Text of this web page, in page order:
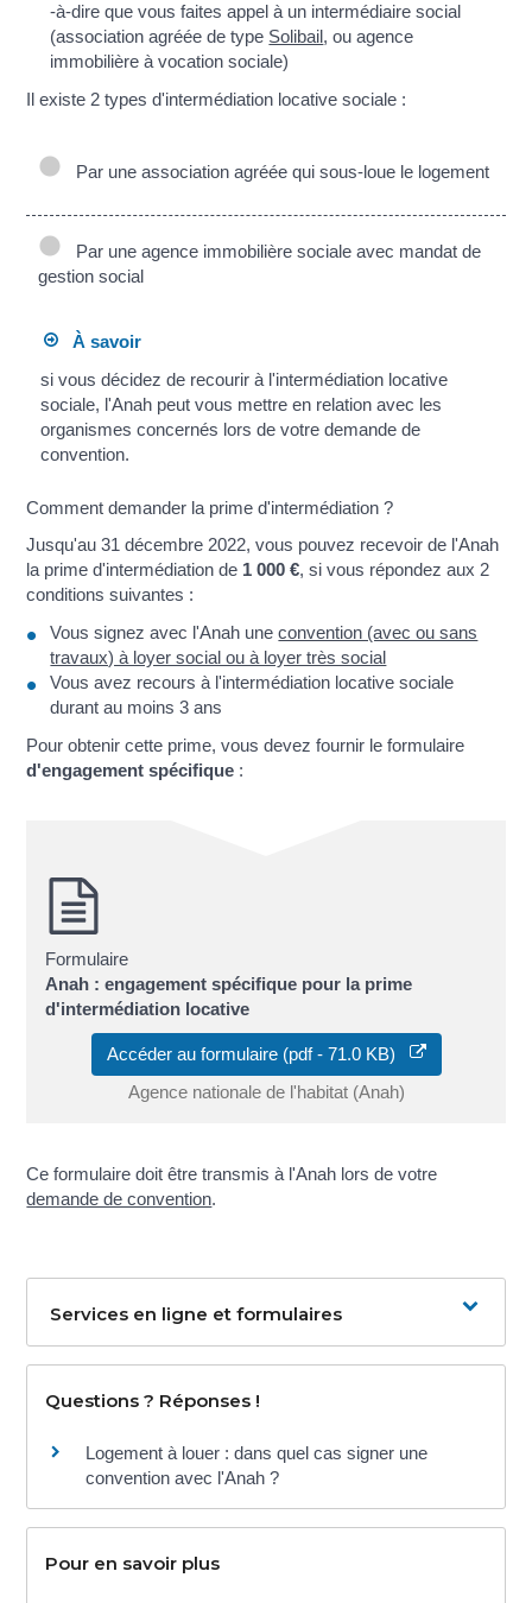
-à-dire que vous faites appel à un intermédiaire social
(association agréée de type Solibail, ou agence
immobilière à vocation sociale)
Il existe 2 types d'intermédiation locative sociale :
Par une association agréée qui sous-loue le logement
Par une agence immobilière sociale avec mandat de
gestion social
À savoir
si vous décidez de recourir à l'intermédiation locative
sociale, l'Anah peut vous mettre en relation avec les
organismes concernés lors de votre demande de
convention.
Comment demander la prime d'intermédiation ?
Jusqu'au 31 décembre 2022, vous pouvez recevoir de l'Anah
la prime d'intermédiation de 1 000 €, si vous répondez aux 2
conditions suivantes :
Vous signez avec l'Anah uneconvention (avec ou sans
travaux) à loyer social ou à loyer très social
Vous avez recours à l'intermédiation locative sociale
durant au moins 3 ans
Pour obtenir cette prime, vous devez fournir le formulaire
d'engagement spécifique :
Formulaire
Anah : engagement spécifique pour la prime
d'intermédiation locative
Accéder au formulaire (pdf - 71.0 KB)
Agence nationale de l'habitat (Anah)
Ce formulaire doit être transmis à l'Anah lors de votre
demande de convention.
Services en ligne et formulaires
Questions ? Réponses !
Logement à louer : dans quel cas signer une
convention avec l'Anah ?
Pour en savoir plus